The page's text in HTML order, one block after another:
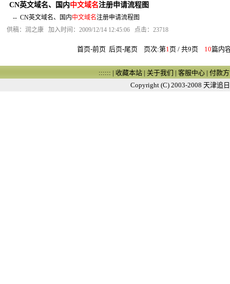
CN英文域名、国内中文域名注册申请流程图
-- CN英文域名、国内中文域名注册申请流程图
供稿：润之康 加入时间：2009/12/14 12:45:06 点击：23718
首页-前页 后页-尾页 页次:第1页 / 共9页 10篇内
:::::: | 收藏本站 | 关于我们 | 客服中心 | 付款
Copyright (C) 2003-2008 天津追